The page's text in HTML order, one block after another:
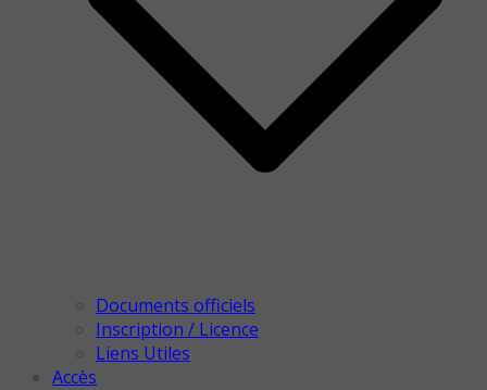
Documents officiels
Inscription / Licence
Liens Utiles
Accès